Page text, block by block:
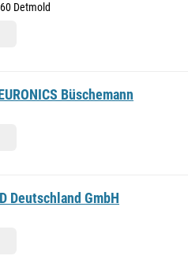
Detmold
Büschemann
Deutschland GmbH